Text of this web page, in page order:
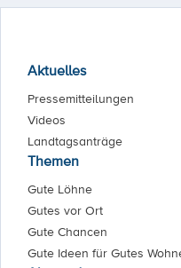
Aktuelles
Pressemitteilungen
Videos
Landtagsanträge
Themen
Gute Löhne
Gutes vor Ort
Gute Chancen
Gute Ideen für Gutes